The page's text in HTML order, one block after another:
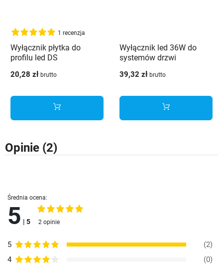
1 recenzja
Wyłącznik płytka do
profilu led DS
20,28 zł brutto
Wyłącznik led 36W do
systemów drzwi
39,32 zł brutto
Opinie (2)
Średnia ocena:
5 | 5 2 opinie
5
(2)
4
(0)